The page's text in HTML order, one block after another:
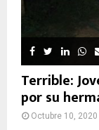
Terrible:
por su
Octubre 10, 2020